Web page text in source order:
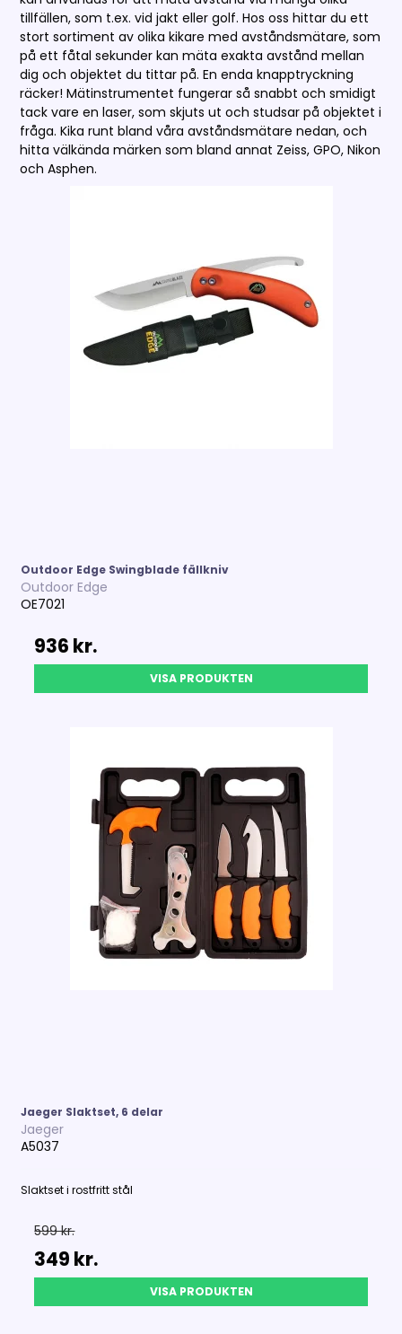
tillfällen, som t.ex. vid jakt eller golf. Hos oss hittar du ett
stort sortiment av olika kikare med avståndsmätare, som
på ett fåtal sekunder kan mäta exakta avstånd mellan
dig och objektet du tittar på. En enda knapptryckning
räcker! Mätinstrumentet fungerar så snabbt och smidigt
tack vare en laser, som skjuts ut och studsar på objektet i
fråga. Kika runt bland våra avståndsmätare nedan, och
hitta välkända märken som bland annat Zeiss, GPO, Nikon
och Asphen.
Outdoor Edge Swingblade fällkniv
Outdoor Edge
OE7021
936 kr.
VISA PRODUKTEN
Jaeger Slaktset, 6 delar
Jaeger
A5037
Slaktset i rostfritt stål
599 kr.
349 kr.
VISA PRODUKTEN